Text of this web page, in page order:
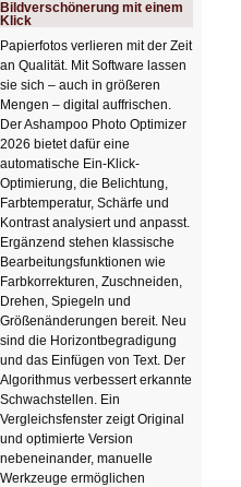
Bildverschönerung mit einem
Klick
Papierfotos verlieren mit der Zeit
an Qualität. Mit Software lassen
sie sich – auch in größeren
Mengen – digital auffrischen.
Der Ashampoo Photo Optimizer
2026 bietet dafür eine
automatische Ein-Klick-
Optimierung, die Belichtung,
Farbtemperatur, Schärfe und
Kontrast analysiert und anpasst.
Ergänzend stehen klassische
Bearbeitungsfunktionen wie
Farbkorrekturen, Zuschneiden,
Drehen, Spiegeln und
Größenänderungen bereit. Neu
sind die Horizontbegradigung
und das Einfügen von Text. Der
Algorithmus verbessert erkannte
Schwachstellen. Ein
Vergleichsfenster zeigt Original
und optimierte Version
nebeneinander, manuelle
Werkzeuge ermöglichen